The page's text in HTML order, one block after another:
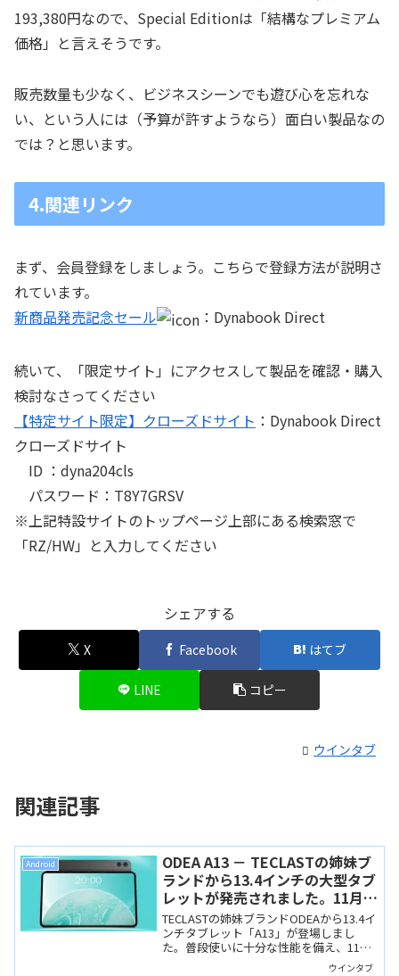
193,380円なので、Special Editionは「結構なプレミアム
価格」と言えそうです。
販売数量も少なく、ビジネスシーンでも遊び心を忘れな
い、という人には（予算が許すようなら）面白い製品なの
では？と思います。
4.関連リンク
まず、会員登録をしましょう。こちらで登録方法が説明さ
れています。
新商品発売記念セール
：Dynabook Direct
続いて、「限定サイト」にアクセスして製品を確認・購入
検討なさってください
【特定サイト限定】クローズドサイト ：Dynabook Direct
クローズドサイト
ID ：dyna204cls
パスワード：T8Y7GRSV
※上記特設サイトのトップページ上部にある検索窓で
「RZ/HW」と入力してください
シェアする
X Facebook はてブ
LINE コピー
ウインタブ
関連記事
Android
ODEA A13 － TECLASTの姉妹ブ
ランドから13.4インチの大型タブ
レットが発売されました。11月
28日まで30%OFFで20,900円
TECLASTの姉妹ブランドODEAから13.4イ
ンチタブレット「A13」が登場しまし
た。普段使いに十分な性能を備え、11月
28日まで使える30%OFFのクーポンがあ
ウインタブ